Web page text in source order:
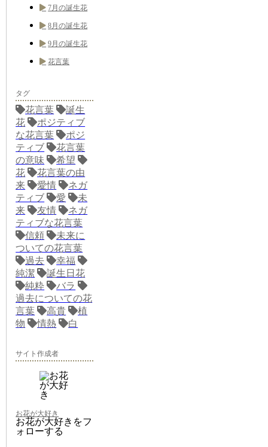
7月の誕生花
8月の誕生花
9月の誕生花
花言葉
タグ
花言葉
誕生
花
ポジティブ
な花言葉
ポジ
ティブ
花言葉
の意味
希望
花
花言葉の由
来
愛情
ネガ
ティブ
愛
未
来
友情
ネガ
ティブな花言葉
信頼
未来に
ついての花言葉
過去
幸福
純潔
誕生日花
純粋
バラ
過去についての花
言葉
高貴
植
物
情熱 白
サイト作成者
お花が大好き
お花が大好きをフ
ォローする